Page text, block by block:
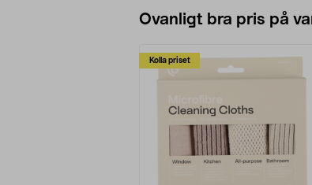
Ovanligt bra pris på
Kolla priset